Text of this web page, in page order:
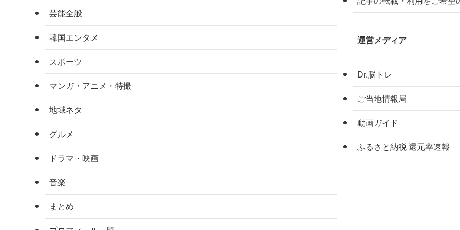
芸能全般
韓国エンタメ
スポーツ
マンガ・アニメ・特撮
地域ネタ
グルメ
ドラマ・映画
音楽
まとめ
運営メディア
Dr.脳トレ
ご当地情報局
動画ガイド
ふるさと納税 還元率速報